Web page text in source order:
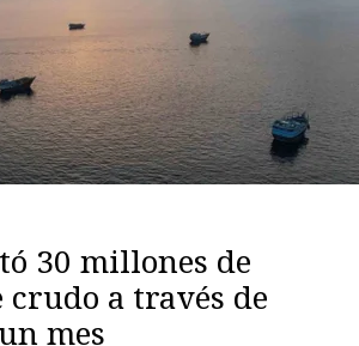
30 millones de
a través de
mes